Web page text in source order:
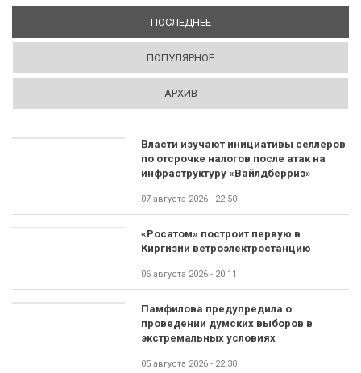
ПОСЛЕДНЕЕ(АКТИВНАЯ ВКЛАДКА)
ПОПУЛЯРНОЕ
АРХИВ
Власти изучают инициативы селлеров
по отсрочке налогов после атак на
инфраструктуру «Вайлдберриз»
07 августа 2026 - 22:50
«Росатом» построит первую в
Киргизии ветроэлектростанцию
06 августа 2026 - 20:11
Памфилова предупредила о
проведении думских выборов в
экстремальных условиях
05 августа 2026 - 22:30